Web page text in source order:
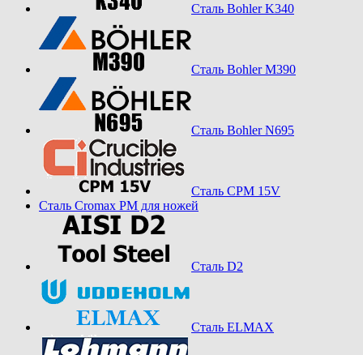
Сталь Bohler K340
Сталь Bohler M390
Сталь Bohler N695
Сталь CPM 15V
Сталь Cromax PM для ножей
Сталь D2
Сталь ELMAX